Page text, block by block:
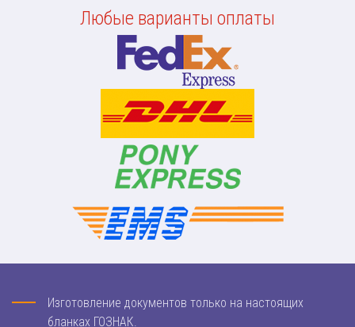
Любые варианты оплаты
Изготовление документов только на настоящих
бланках ГОЗНАК.